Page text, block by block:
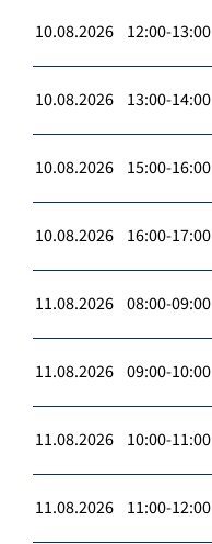
10.08.2026 12:00-13:00
10.08.2026 13:00-14:00
10.08.2026 15:00-16:00
10.08.2026 16:00-17:00
11.08.2026 08:00-09:00
11.08.2026 09:00-10:00
11.08.2026 10:00-11:00
11.08.2026 11:00-12:00